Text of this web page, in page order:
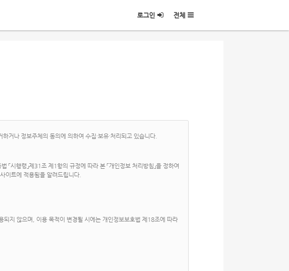
로그인 전체
거나 정보주체의 동의에 의하여 수집·보유·처리되고 있습니다.
시행령」제31조 제1항의 규정에 따라 본 「개인정보 처리방침」을 정하여
트에 적용됨을 알려드립니다.
지 않으며, 이용 목적이 변경될 시에는 개인정보보호법 제18조에 따라